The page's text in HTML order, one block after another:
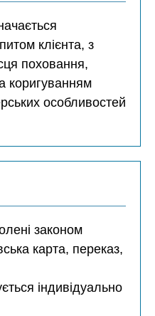
клієнта, з
поховання,
коригуванням
особливостей
законом
карта, переказ,
індивідуально